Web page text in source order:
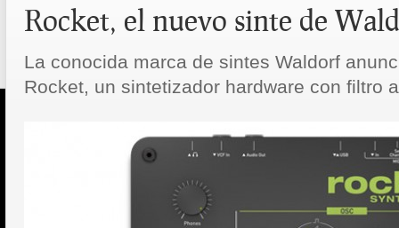
aplicar efectos a tus voces.
Rocket, el nuevo sinte de
La conocida marca de sintes Waldorf
Rocket, un sintetizador hardware con filtro